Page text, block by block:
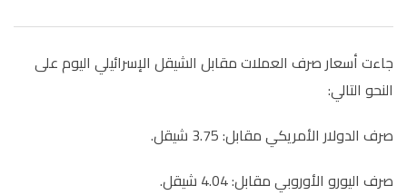
جاءت أسعار صرف العملات مقابل الشيقل الإسرائيلي اليوم على
النحو التالي:
صرف الدولار الأمريكي مقابل: 3.75 شيقل.
صرف اليورو الأوروبي مقابل: 4.04 شيقل.